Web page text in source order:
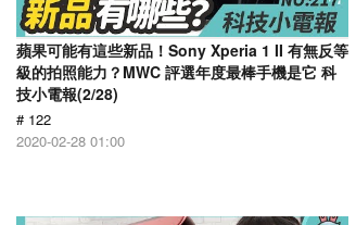
蘋果可能有這些新品！Sony Xperia 1 II 有無反等
級的拍照能力？MWC 評選年度最棒手機是它 科
技小電報(2/28)
# 122
2020-02-28 01:00